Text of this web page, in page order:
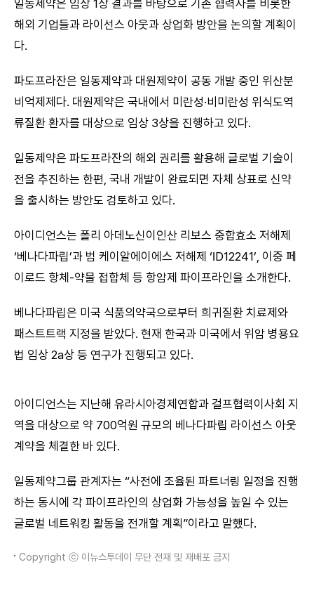
일동제약은 임상 1상 결과를 바탕으로 기존 협력사를 비롯한
해외 기업들과 라이선스 아웃과 상업화 방안을 논의할 계획이
다.
파도프라잔은 일동제약과 대원제약이 공동 개발 중인 위산분
비억제제다. 대원제약은 국내에서 미란성·비미란성 위식도역
류질환 환자를 대상으로 임상 3상을 진행하고 있다.
일동제약은 파도프라잔의 해외 권리를 활용해 글로벌 기술이
전을 추진하는 한편, 국내 개발이 완료되면 자체 상표로 신약
을 출시하는 방안도 검토하고 있다.
아이디언스는 폴리 아데노신이인산 리보스 중합효소 저해제
‘베나다파립’과 범 케이알에이에스 저해제 ‘ID12241’, 이중 페
이로드 항체-약물 접합체 등 항암제 파이프라인을 소개한다.
베나다파립은 미국 식품의약국으로부터 희귀질환 치료제와
패스트트랙 지정을 받았다. 현재 한국과 미국에서 위암 병용요
법 임상 2a상 등 연구가 진행되고 있다.
아이디언스는 지난해 유라시아경제연합과 걸프협력이사회 지
역을 대상으로 약 700억원 규모의 베나다파립 라이선스 아웃
계약을 체결한 바 있다.
일동제약그룹 관계자는 “사전에 조율된 파트너링 일정을 진행
하는 동시에 각 파이프라인의 상업화 가능성을 높일 수 있는
글로벌 네트워킹 활동을 전개할 계획”이라고 말했다.
Copyright ⓒ 이뉴스투데이 무단 전재 및 재배포 금지